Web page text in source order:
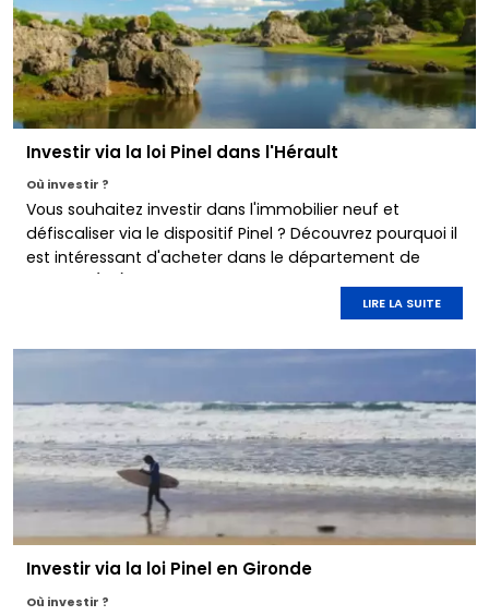
Investir via la loi Pinel dans l'Hérault
Où investir ?
Vous souhaitez investir dans l'immobilier neuf et
défiscaliser via le dispositif Pinel ? Découvrez pourquoi il
est intéressant d'acheter dans le département de
l'Hérault (34).
LIRE LA SUITE
Investir via la loi Pinel en Gironde
Où investir ?